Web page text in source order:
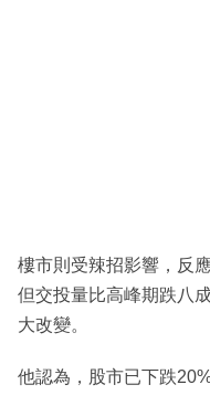
樓市則受辣招影響，反
但交投量比高峰期跌八
大改變。
他認為，股市已下跌